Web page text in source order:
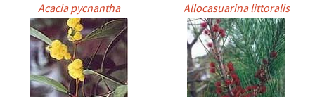
Acacia pycnantha Allocasuarina littoralis